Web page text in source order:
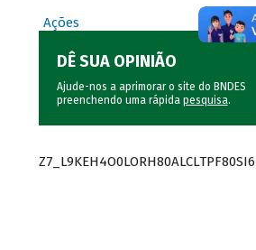
Ações
DÊ SUA OPINIÃO
Ajude-nos a aprimorar o site do BNDES
preenchendo uma rápida pesquisa.
Z7_L9KEH4O0LORH80ALCLTPF80SI6